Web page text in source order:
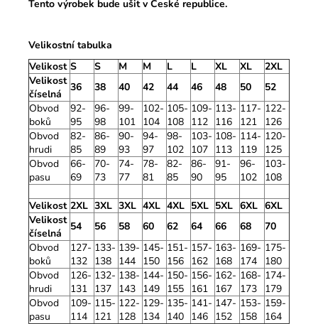
Tento výrobek bude ušit v České republice.
Velikostní tabulka
Velikost S S M M L L XL XL
2XL
Velikost
číselná
36 38 40 42 44 46 48 50
52
Obvod
boků
92-
95
96-
98
99-
101
102-
104
105-
108
109-
112
113-
116
117-
121
122-
126
Obvod
hrudi
82-
85
86-
89
90-
93
94-
97
98-
102
103-
107
108-
113
114-
119
120-
125
Obvod
pasu
66-
69
70-
73
74-
77
78-
81
82-
85
86-
90
91-
95
96-
102
103-
108
Velikost 2XL 3XL 3XL 4XL 4XL 5XL 5XL 6XL 6XL
Velikost
číselná
54 56 58 60 62 64 66 68
70
Obvod
boků
127-
132
133-
138
139-
144
145-
150
151-
156
157-
162
163-
168
169-
174
175-
180
Obvod
hrudi
126-
131
132-
137
138-
143
144-
149
150-
155
156-
161
162-
167
168-
173
174-
179
Obvod
pasu
109-
114
115-
121
122-
128
129-
134
135-
140
141-
146
147-
152
153-
158
159-
164